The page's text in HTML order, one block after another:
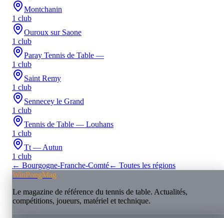
Montchanin
1 club
Ouroux sur Saone
1 club
Paray Tennis de Table —
1 club
Saint Remy
1 club
Sennecey le Grand
1 club
Tennis de Table — Louhans
1 club
Tt — Autun
1 club
← Bourgogne-Franche-Comté← Toutes les régions
WinPongMag
Le magazine de référence du tennis de table. Actualités,
compétitions, joueurs, matériel et technique.